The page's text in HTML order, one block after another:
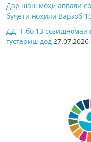
Дар шаш моҳи аввали
буҷети ноҳияи Варзоб
ДДТТ бо 13 созишномаи
густариш дод 27.07.2026